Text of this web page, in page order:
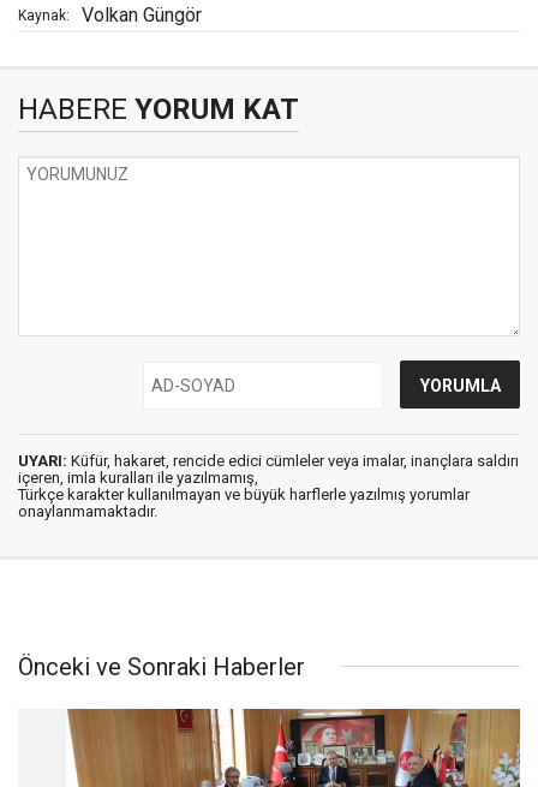
Kaynak: Volkan Güngör
HABERE YORUM KAT
UYARI: Küfür, hakaret, rencide edici cümleler veya imalar, inançlara saldırı
içeren, imla kuralları ile yazılmamış,
Türkçe karakter kullanılmayan ve büyük harflerle yazılmış yorumlar
onaylanmamaktadır.
Önceki ve Sonraki Haberler